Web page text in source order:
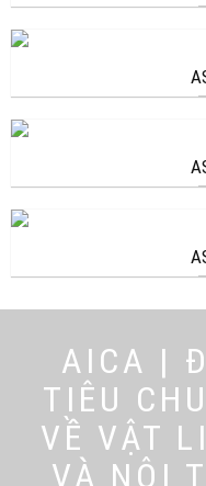
AICA |
TIÊU
VỀ VẬT
VÀ NỘI